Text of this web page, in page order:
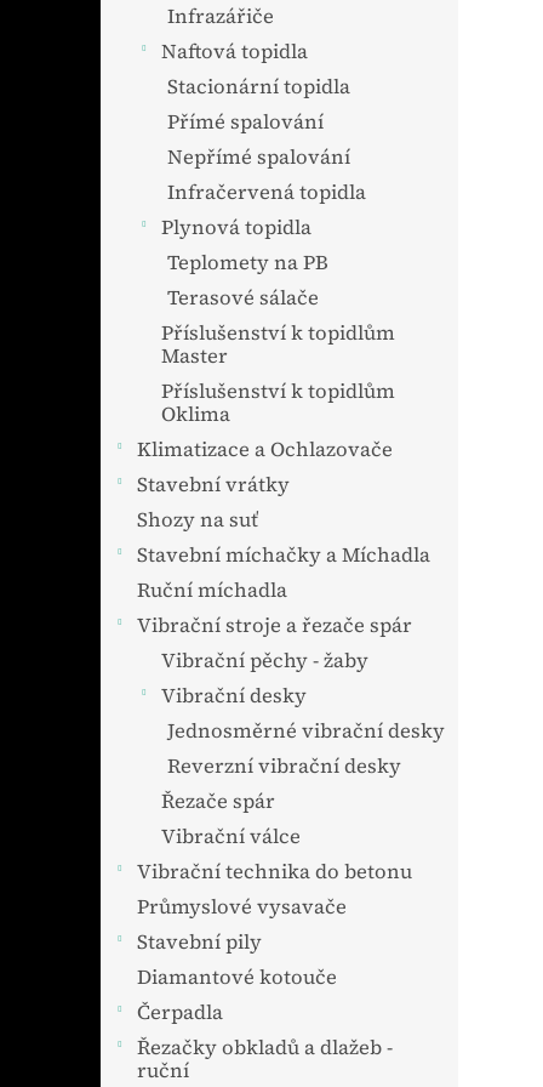
Infrazářiče
Naftová topidla
Stacionární topidla
Přímé spalování
Nepřímé spalování
Infračervená topidla
Plynová topidla
Teplomety na PB
Terasové sálače
Příslušenství k topidlům
Master
Příslušenství k topidlům
Oklima
Klimatizace a Ochlazovače
Stavební vrátky
Shozy na suť
Stavební míchačky a Míchadla
Ruční míchadla
Vibrační stroje a řezače spár
Vibrační pěchy - žaby
Vibrační desky
Jednosměrné vibrační desky
Reverzní vibrační desky
Řezače spár
Vibrační válce
Vibrační technika do betonu
Průmyslové vysavače
Stavební pily
Diamantové kotouče
Čerpadla
Řezačky obkladů a dlažeb -
ruční